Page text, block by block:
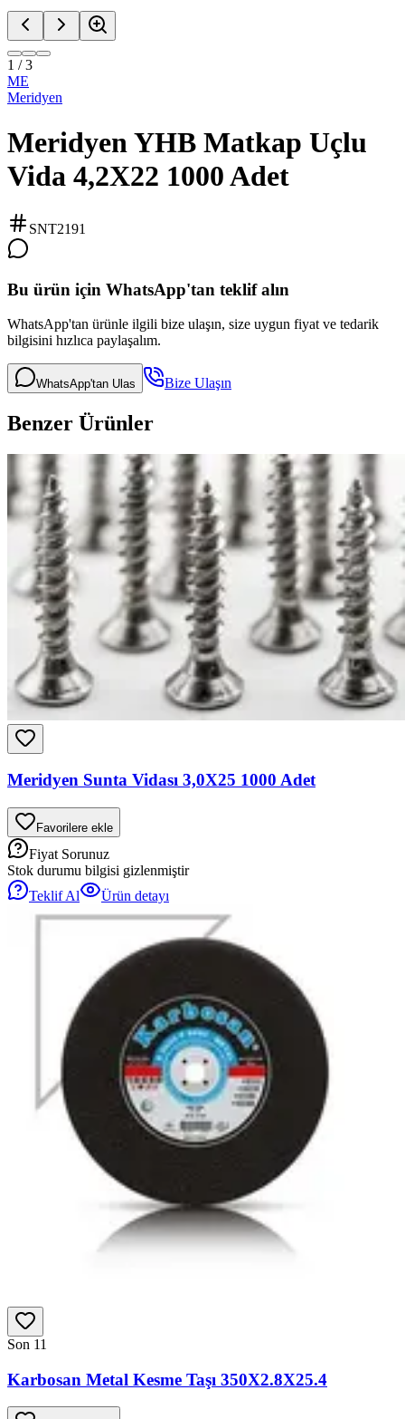
1 /3
ME
Meridyen
Meridyen YHB Matkap Uçlu
Vida 4,2X22 1000 Adet
SNT2191
Bu ürün için WhatsApp'tan teklif alın
WhatsApp'tan ürünle ilgili bize ulaşın, size uygun fiyat ve tedarik
bilgisini hızlıca paylaşalım.
WhatsApp'tan Ulas Bize Ulaşın
Benzer Ürünler
Meridyen Sunta Vidası 3,0X25 1000 Adet
Favorilere ekle
Fiyat Sorunuz
Stok durumu bilgisi gizlenmiştir
Teklif Al
Ürün detayı
Son 11
Karbosan Metal Kesme Taşı 350X2.8X25.4